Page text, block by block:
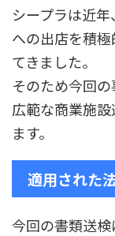
シープラは近
への出店を積
てきました。
そのため今回の
広範な商業施
ます。
適用された
今回の書類送